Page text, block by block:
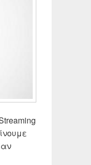
Mega τηλεόραση